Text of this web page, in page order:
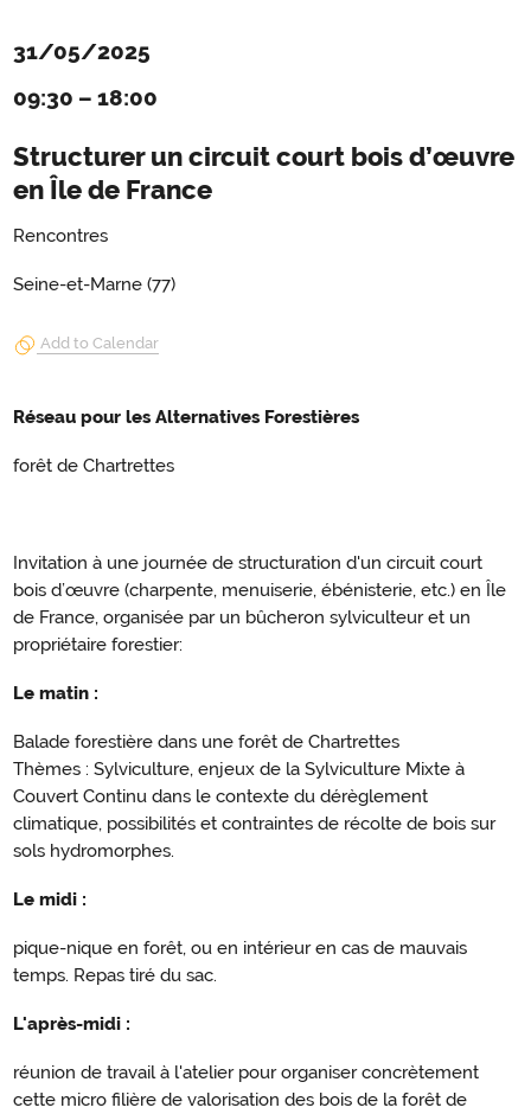
31/05/2025
09:30 – 18:00
Structurer un circuit court bois d’œuvre
en Île de France
Rencontres
Seine-et-Marne (77)
Add to Calendar
Réseau pour les Alternatives Forestières
forêt de Chartrettes
Invitation à une journée de structuration d'un circuit court
bois d’œuvre (charpente, menuiserie, ébénisterie, etc.) en Île
de France, organisée par un bûcheron sylviculteur et un
propriétaire forestier:
Le matin :
Balade forestière dans une forêt de Chartrettes
Thèmes : Sylviculture, enjeux de la Sylviculture Mixte à
Couvert Continu dans le contexte du dérèglement
climatique, possibilités et contraintes de récolte de bois sur
sols hydromorphes.
Le midi :
pique-nique en forêt, ou en intérieur en cas de mauvais
temps. Repas tiré du sac.
L'après-midi :
réunion de travail à l'atelier pour organiser concrètement
cette micro filière de valorisation des bois de la forêt de